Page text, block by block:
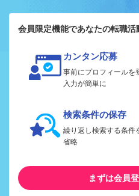
会員限定機能であなたの転職活
カンタン応募
事前にプロフィールを
入力が簡単に
検索条件の保存
繰り返し検索する条件
省略
まずは会員